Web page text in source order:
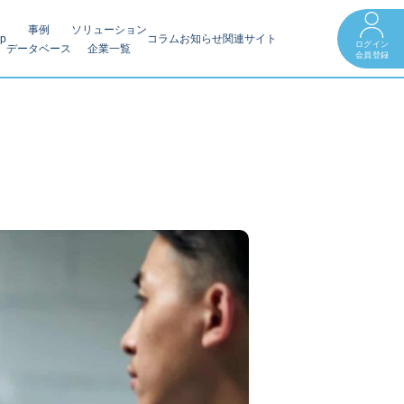
事例
データベース
ソリューション
企業一覧
コラムお知らせ関連サイト
ログイン
会員登録